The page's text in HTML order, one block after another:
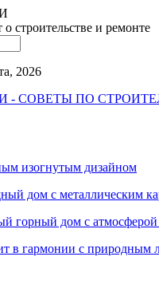
строительстве и ремонте
2026
- СОВЕТЫ ПО
изогнутым дизайном
дом с металлическим
горный дом с
в гармонии с природным